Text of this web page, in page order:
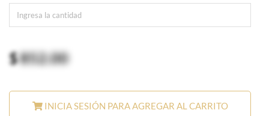
$852.00
INICIA SESIÓN PARA AGREGAR AL CARRITO